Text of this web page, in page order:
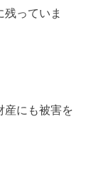
っていま
産にも被害を